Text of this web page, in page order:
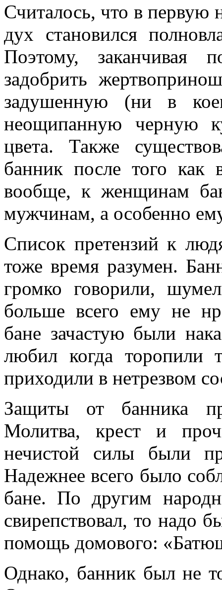
Считалось, что в первую
дух становился
Поэтому, заканчивая
задобрить
задушенную (ни в
неощипанную черную
цвета. Также
банник после того
вообще, к женщинам
мужчинам, а особенно
Список претензий к
тоже время разумен.
громко говорили,
больше всего ему не
бане зачастую были
любил когда торопили
приходили в нетрезвом
Защиты от банника
Молитва, крест и
нечистой силы были
Надежнее всего было
бане. По другим
свирепствовал, то надо
помощь домового:
Однако, банник был не